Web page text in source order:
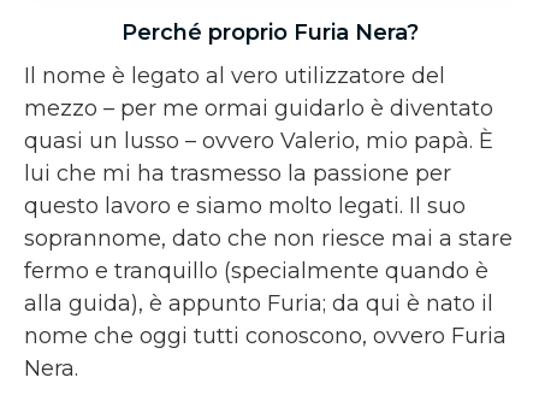
Perché proprio Furia Nera?
Il nome è legato al vero utilizzatore del
mezzo – per me ormai guidarlo è diventato
quasi un lusso – ovvero Valerio, mio papà. È
lui che mi ha trasmesso la passione per
questo lavoro e siamo molto legati. Il suo
soprannome, dato che non riesce mai a stare
fermo e tranquillo (specialmente quando è
alla guida), è appunto Furia; da qui è nato il
nome che oggi tutti conoscono, ovvero Furia
Nera.